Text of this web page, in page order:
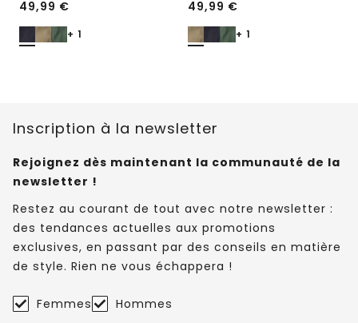
49,99 €
+ 1
49,99 €
+ 1
Inscription à la newsletter
Rejoignez dès maintenant la communauté de la
newsletter !
Restez au courant de tout avec notre newsletter :
des tendances actuelles aux promotions
exclusives, en passant par des conseils en matière
de style. Rien ne vous échappera !
Femmes Hommes